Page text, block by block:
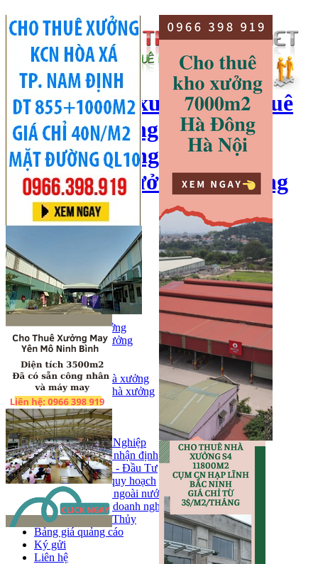
cho thuê kho xưởng, cho thuê
kho, kho xưởng hà nội, cho
thuê nhà xưởng, cho thuê
xưởng, kho xưởng hải dương
Hotline:0966 398 919
Đăng ký
Đăng tin bán/cho thuê
Trang chủ
Bán kho, nhà xưởng
Bán kho xưởng
Kho
Mặt bằng
Cho thuê kho, nhà xưởng
Cho thuê nhà xưởng
Kho
Mặt bằng
Tin tức
Khu Công Nghiệp
Phân tích - nhận định
Chính sách - Đầu Tư
Thông tin quy hoạch
Thị trường ngoài nước
Hoạt động doanh nghiẹp
Tin Phong Thủy
Bảng giá quảng cáo
Ký gửi
Liên hệ